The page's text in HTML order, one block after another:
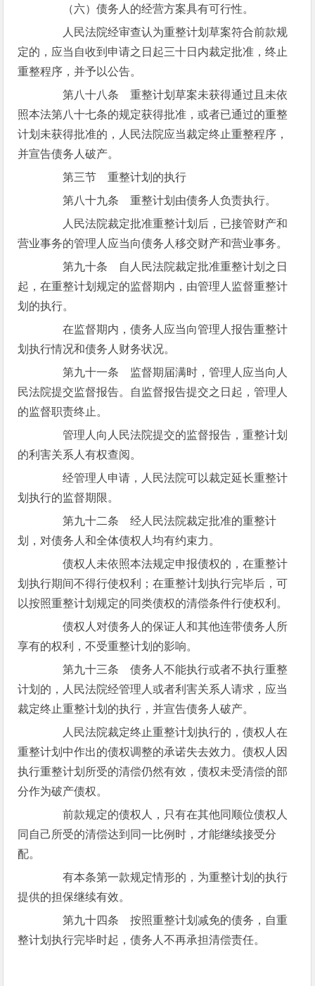
（六）债务人的经营方案具有可行性。
人民法院经审查认为重整计划草案符合前款规
定的，应当自收到申请之日起三十日内裁定批准，终止
重整程序，并予以公告。
第八十八条 重整计划草案未获得通过且未依
照本法第八十七条的规定获得批准，或者已通过的重整
计划未获得批准的，人民法院应当裁定终止重整程序，
并宣告债务人破产。
第三节 重整计划的执行
第八十九条 重整计划由债务人负责执行。
人民法院裁定批准重整计划后，已接管财产和
营业事务的管理人应当向债务人移交财产和营业事务。
第九十条 自人民法院裁定批准重整计划之日
起，在重整计划规定的监督期内，由管理人监督重整计
划的执行。
在监督期内，债务人应当向管理人报告重整计
划执行情况和债务人财务状况。
第九十一条 监督期届满时，管理人应当向人
民法院提交监督报告。自监督报告提交之日起，管理人
的监督职责终止。
管理人向人民法院提交的监督报告，重整计划
的利害关系人有权查阅。
经管理人申请，人民法院可以裁定延长重整计
划执行的监督期限。
第九十二条 经人民法院裁定批准的重整计
划，对债务人和全体债权人均有约束力。
债权人未依照本法规定申报债权的，在重整计
划执行期间不得行使权利；在重整计划执行完毕后，可
以按照重整计划规定的同类债权的清偿条件行使权利。
债权人对债务人的保证人和其他连带债务人所
享有的权利，不受重整计划的影响。
第九十三条 债务人不能执行或者不执行重整
计划的，人民法院经管理人或者利害关系人请求，应当
裁定终止重整计划的执行，并宣告债务人破产。
人民法院裁定终止重整计划执行的，债权人在
重整计划中作出的债权调整的承诺失去效力。债权人因
执行重整计划所受的清偿仍然有效，债权未受清偿的部
分作为破产债权。
前款规定的债权人，只有在其他同顺位债权人
同自己所受的清偿达到同一比例时，才能继续接受分
配。
有本条第一款规定情形的，为重整计划的执行
提供的担保继续有效。
第九十四条 按照重整计划减免的债务，自重
整计划执行完毕时起，债务人不再承担清偿责任。